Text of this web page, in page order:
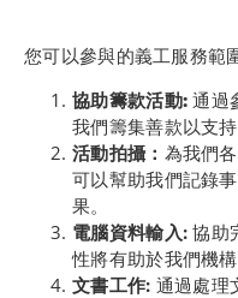
您可以參與的義工服務範
協助籌款活動:通過
我們籌集善款以支持
活動拍攝： 為我們
可以幫助我們記錄
果。
電腦資料輸入:協助
性將有助於我們機構
文書工作: 通過處理